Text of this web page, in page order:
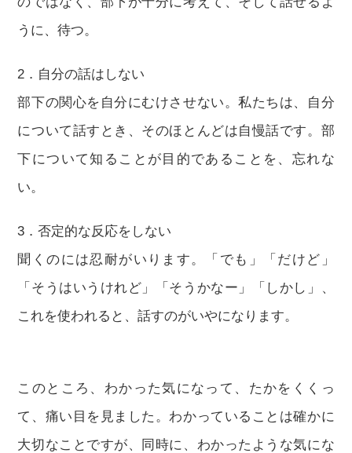
うに、待つ。
2．自分の話はしない
部下の関心を自分にむけさせない。私たちは、自分
について話すとき、そのほとんどは自慢話です。部
下について知ることが目的であることを、忘れな
い。
3．否定的な反応をしない
聞くのには忍耐がいります。「でも」「だけど」
「そうはいうけれど」「そうかなー」「しかし」、
これを使われると、話すのがいやになります。
このところ、わかった気になって、たかをくくっ
て、痛い目を見ました。わかっていることは確かに
大切なことですが、同時に、わかったような気にな